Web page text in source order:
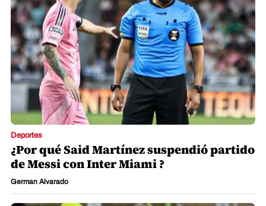
Deportes
¿Por qué Said Martínez suspendió partido
de Messi con Inter Miami ?
German Alvarado